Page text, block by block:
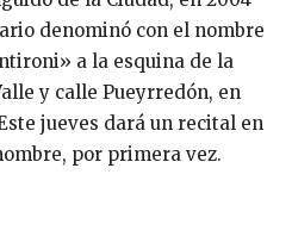
denominó con el nombre
a la esquina de la
y calle Pueyrredón, en
jueves dará un recital en
por primera vez.